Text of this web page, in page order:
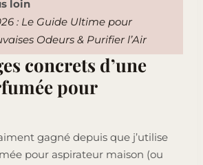
loin
: Le Guide Ultime pour
Odeurs & Purifier l’Air
concrets d’une
pour
gagné depuis que j’utilise
pour aspirateur maison (ou